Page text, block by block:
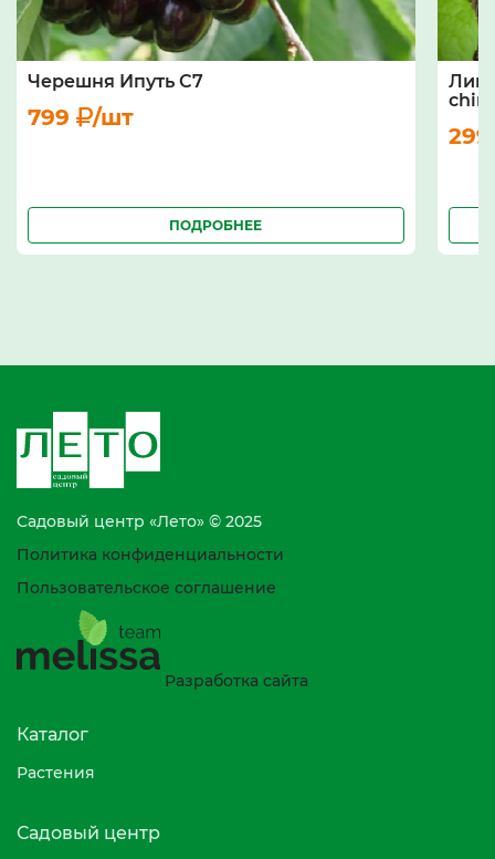
Черешня Ипуть С7
799 /шт
ПОДРОБНЕЕ
Садовый центр «Лето» © 2025
Политика конфиденциальности
Пользовательское соглашение
Разработка сайта
Каталог
Растения
Садовый центр